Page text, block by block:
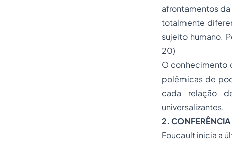
afrontamentos
totalmente
sujeito humano.
20)
O conhecimento
polêmicas de
cada relação
universalizantes.
2. CONFERÊNCIA
Foucault inicia a